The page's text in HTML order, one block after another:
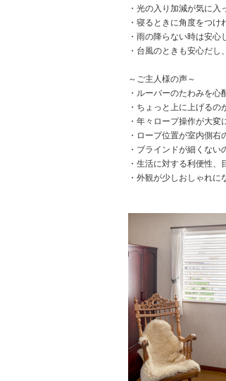
・光の入り加減が気に入
・寝るときに角度をつけ
・雨の降らない時は安心
・台風のときも安心だし
～ご主人様の声～
・ルーバーのたわみを心
・ちょっと上に上げるの
・年々ロープ操作が大変
・ロープ位置が室内側右
・ブラインドが細くない
・生活に対する利便性
・外観が少しおしゃれに